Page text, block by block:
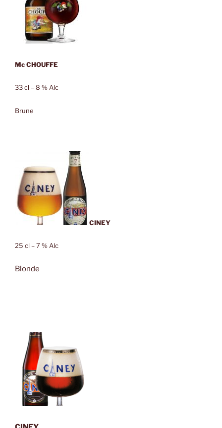
Mc CHOUFFE
33 cl – 8 % Alc
Brune
CINEY
25 cl – 7 % Alc
Blonde